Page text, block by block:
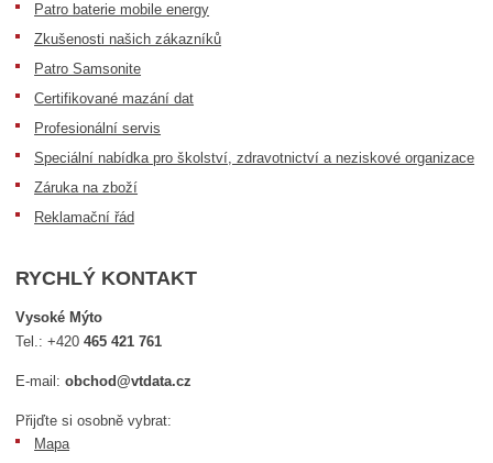
Patro baterie mobile energy
Zkušenosti našich zákazníků
Patro Samsonite
Certifikované mazání dat
Profesionální servis
Speciální nabídka pro školství, zdravotnictví a neziskové organizace
Záruka na zboží
Reklamační řád
RYCHLÝ KONTAKT
Vysoké Mýto
Tel.:+420465 421 761
E-mail:obchod@vtdata.cz
Přijďte si osobně vybrat:
Mapa